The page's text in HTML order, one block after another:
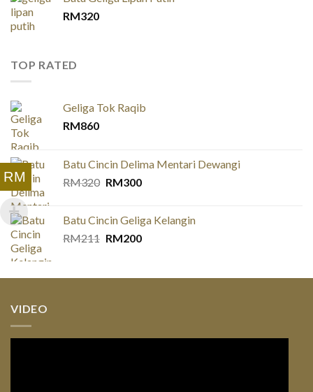
RM320
TOP RATED
Geliga Tok Raqib
RM860
Batu Cincin Delima Mentari Dewangi
RM320 Original
RM320.
RM300Current
RM300.
Batu Cincin Geliga Kelangin
RM211 Original
RM211.
RM200Current
RM200.
VIDEO
RM